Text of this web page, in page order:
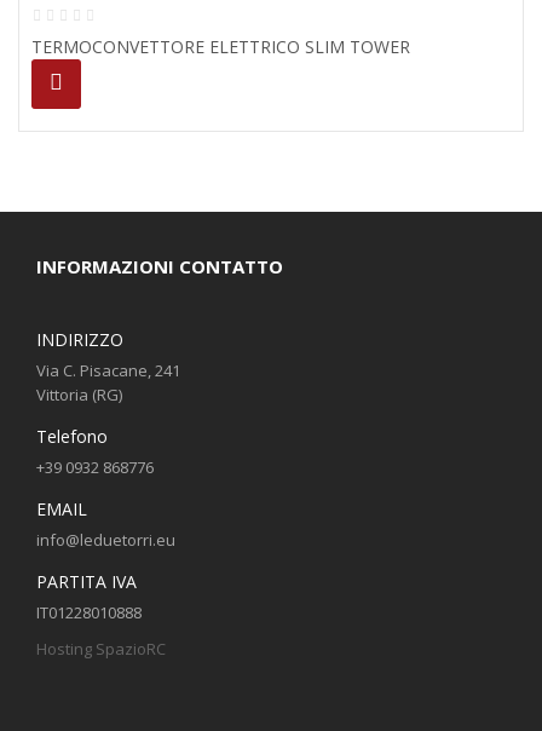
TERMOCONVETTORE ELETTRICO SLIM TOWER
INFORMAZIONI CONTATTO
INDIRIZZO
Via C. Pisacane, 241
Vittoria (RG)
Telefono
+39 0932 868776
EMAIL
info@leduetorri.eu
PARTITA IVA
IT01228010888
Hosting SpazioRC